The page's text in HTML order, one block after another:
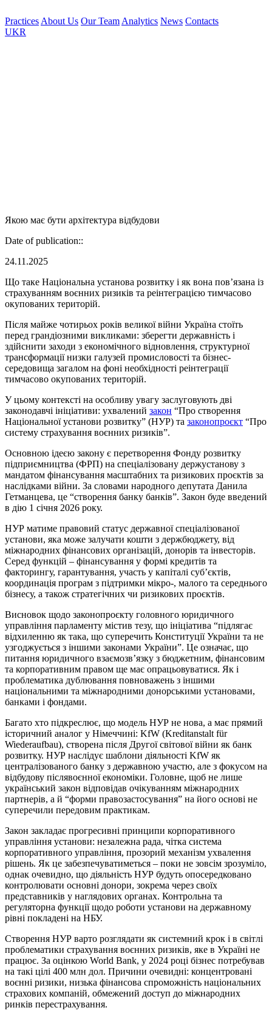
Practices About Us Our Team Analytics News Contacts
UKR
Якою має бути архітектура відбудови
Date of publication::
24.11.2025
Що таке Національна установа розвитку і як вона пов’язана із
страхуванням воєнних ризиків та реінтеграцією тимчасово
окупованих територій.
Після майже чотирьох років великої війни Україна стоїть
перед грандіозними викликами: зберегти державність і
здійснити заходи з економічного відновлення, структурної
трансформації низки галузей промисловості та бізнес-
середовища загалом на фоні необхідності реінтеграції
тимчасово окупованих територій.
У цьому контексті на особливу увагу заслуговують дві
законодавчі ініціативи: ухвалений закон “Про створення
Національної установи розвитку” (НУР) та законопроєкт “Про
систему страхування воєнних ризиків”.
Основною ідеєю закону є перетворення Фонду розвитку
підприємництва (ФРП) на спеціалізовану держустанову з
мандатом фінансування масштабних та ризикових проєктів за
наслідками війни. За словами народного депутата Данила
Гетманцева, це “створення банку банків”. Закон буде введений
в дію 1 січня 2026 року.
НУР матиме правовий статус державної спеціалізованої
установи, яка може залучати кошти з держбюджету, від
міжнародних фінансових організацій, донорів та інвесторів.
Серед функцій – фінансування у формі кредитів та
факторингу, гарантування, участь у капіталі суб’єктів,
координація програм з підтримки мікро-, малого та середнього
бізнесу, а також стратегічних чи ризикових проєктів.
Висновок щодо законопроєкту головного юридичного
управління парламенту містив тезу, що ініціатива “підлягає
відхиленню як така, що суперечить Конституції України та не
узгоджується з іншими законами України”. Це означає, що
питання юридичного взаємозв’язку з бюджетним, фінансовим
та корпоративним правом ще має опрацьовуватися. Як і
проблематика дублювання повноважень з іншими
національними та міжнародними донорськими установами,
банками і фондами.
Багато хто підкреслює, що модель НУР не нова, а має прямий
історичний аналог у Німеччині: KfW (Kreditanstalt für
Wiederaufbau), створена після Другої світової війни як банк
розвитку. НУР наслідує шаблони діяльності KfW як
централізованого банку з державною участю, але з фокусом на
відбудову післявоєнної економіки. Головне, щоб не лише
український закон відповідав очікуванням міжнародних
партнерів, а й “форми правозастосування” на його основі не
суперечили передовим практикам.
Закон закладає прогресивні принципи корпоративного
управління установи: незалежна рада, чітка система
корпоративного управління, прозорий механізм ухвалення
рішень. Як це забезпечуватиметься – поки не зовсім зрозуміло,
однак очевидно, що діяльність НУР будуть опосередковано
контролювати основні донори, зокрема через своїх
представників у наглядових органах. Контрольна та
регуляторна функції щодо роботи установи на державному
рівні покладені на НБУ.
Створення НУР варто розглядати як системний крок і в світлі
проблематики страхування воєнних ризиків, яке в Україні не
працює. За оцінкою World Bank, у 2024 році бізнес потребував
на такі цілі 400 млн дол. Причини очевидні: концентровані
воєнні ризики, низька фінансова спроможність національних
страхових компаній, обмежений доступ до міжнародних
ринків перестрахування.